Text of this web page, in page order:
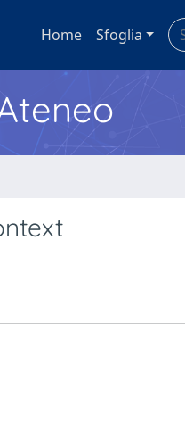
Home Sfoglia